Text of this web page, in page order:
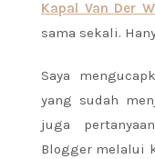
Kapal Van Der
sama sekali.
Saya
yang sudah
juga
Blogger melalui